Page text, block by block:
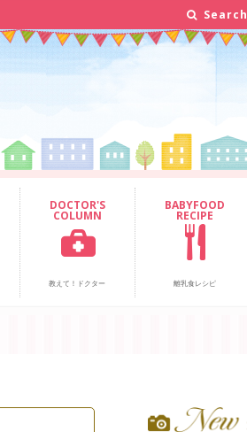
Search
DOCTOR'S
COLUMN
教えて！ドクター
BABYFOOD
RECIPE
離乳食レシピ